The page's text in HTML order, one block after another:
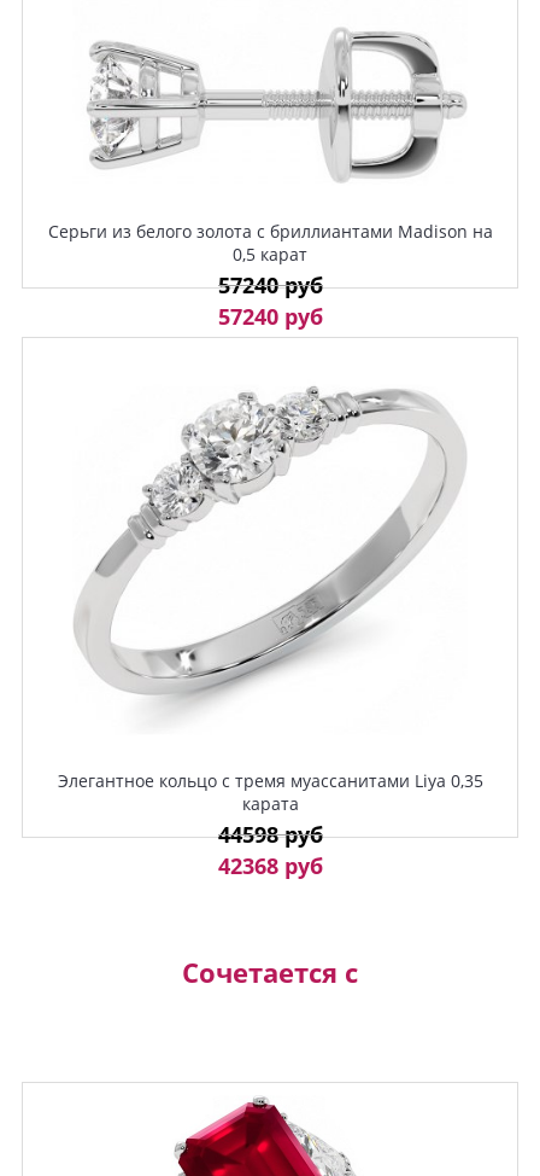
Серьги из белого золота с бриллиантами Madison на
0,5 карат
57240 руб
57240 руб
Элегантное кольцо с тремя муассанитами Liya 0,35
карата
44598 руб
42368 руб
Сочетается с